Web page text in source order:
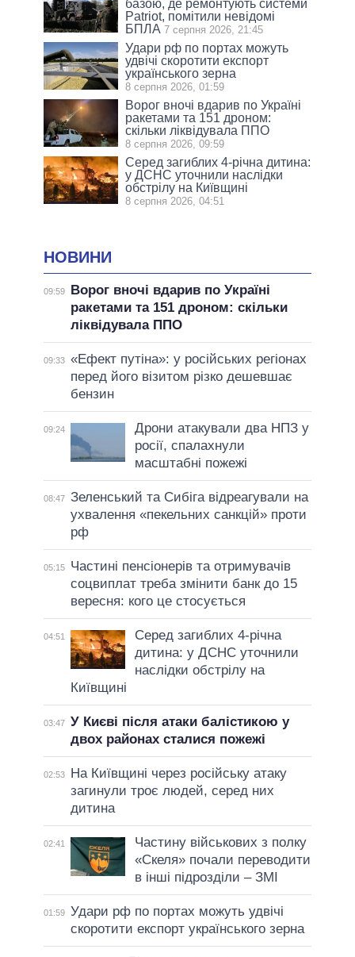
базою, де ремонтують системи
Patriot, помітили невідомі
БПЛА 7 серпня 2026, 21:45
Удари рф по портах можуть
удвічі скоротити експорт
українського зерна
8 серпня 2026, 01:59
Ворог вночі вдарив по Україні
ракетами та 151 дроном:
скільки ліквідувала ППО
8 серпня 2026, 09:59
Серед загиблих 4-річна дитина:
у ДСНС уточнили наслідки
обстрілу на Київщині
8 серпня 2026, 04:51
НОВИНИ
09:59
Ворог вночі вдарив по Україні
ракетами та 151 дроном: скільки
ліквідувала ППО
09:33 «Ефект путіна»: у російських регіонах
перед його візитом різко дешевшає
бензин
09:24
Дрони атакували два НПЗ у
росії, спалахнули
масштабні пожежі
08:47 Зеленський та Сибіга відреагували на
ухвалення «пекельних санкцій» проти
рф
05:15
Частині пенсіонерів та отримувачів
соцвиплат треба змінити банк до 15
вересня: кого це стосується
04:51
Серед загиблих 4-річна
дитина: у ДСНС уточнили
наслідки обстрілу на
Київщині
03:47 У Києві після атаки балістикою у
двох районах сталися пожежі
02:53
На Київщині через російську атаку
загинули троє людей, серед них
дитина
02:41
Частину військових з полку
«Скеля» почали переводити
в інші підрозділи – ЗМІ
01:59 Удари рф по портах можуть удвічі
скоротити експорт українського зерна